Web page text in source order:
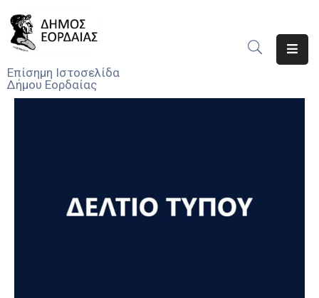
Επίσημη Ιστοσελίδα
Δήμου Εορδαίας
Ο